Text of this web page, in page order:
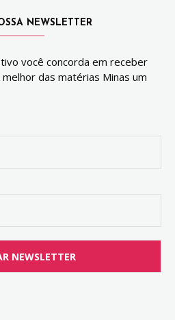
NEWSLETTER
você concorda em receber
das matérias Minas um